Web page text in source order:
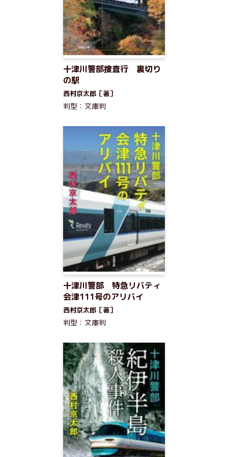
十津川警部捜査行 裏切り
の駅
西村京太郎［著］
判型：文庫判
十津川警部 特急リバティ
会津111号のアリバイ
西村京太郎［著］
判型：文庫判